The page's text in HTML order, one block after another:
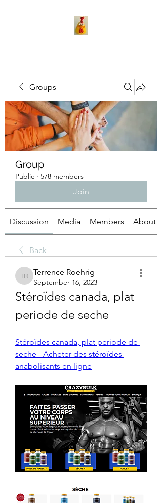
Groups
Group
Public · 578 members
Join
Discussion Media Members About
Back
Terrence Roehrig
Terrence Roehrig
September 16, 2023
Stéroïdes canada, plat
periode de seche
Stéroïdes canada, plat periode de
seche - Acheter des stéroïdes
anabolisants en ligne